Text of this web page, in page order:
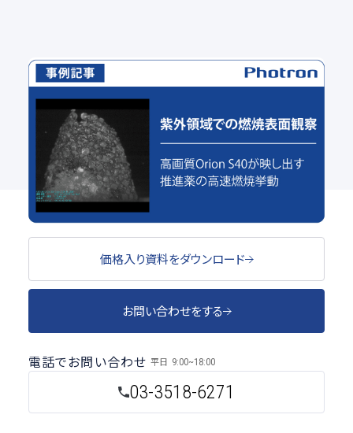
紫外領域での燃焼表面観察：高画質Orion S40が映
し出す推進薬の高速燃焼挙動
セッティング事例
価格入り資料をダウンロード
お問い合わせをする
03-3518-6271
電話でお問い合わせ 平日 9:00~18:00